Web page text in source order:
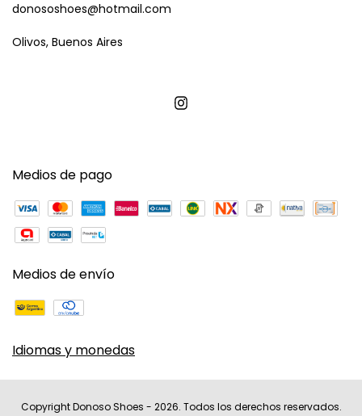
donososhoes@hotmail.com
Olivos, Buenos Aires
Medios de pago
Medios de envío
Idiomas y monedas
Copyright Donoso Shoes - 2026. Todos los derechos reservados.